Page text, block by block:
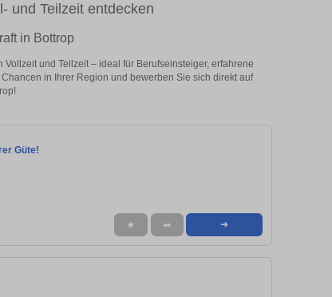
und Teilzeit entdecken
in Bottrop
und Teilzeit – ideal für Berufseinsteiger, erfahrene
in Ihrer Region und bewerben Sie sich direkt auf
Güte!
★ ➦ ➜